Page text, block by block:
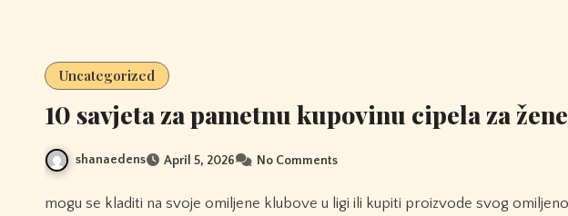
Uncategorized
10 savjeta za pametnu kupovinu cipela za žene
shanaedens April 5, 2026 No Comments
mogu se kladiti na svoje omiljene klubove u ligi ili kupiti proizvode svog omiljenog tima online. nizove robe bilo